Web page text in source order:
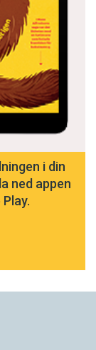
i din
ned appen